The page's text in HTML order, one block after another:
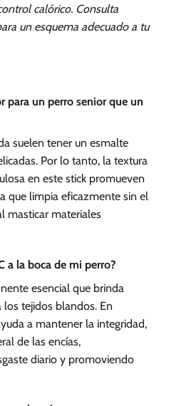
calórico. Consulta
un esquema adecuado a tu
para un perro senior que un
suelen tener un esmalte
Por lo tanto, la textura
en este stick promueven
que limpia eficazmente sin el
masticar materiales
a la boca de mi perro?
esencial que brinda
tejidos blandos. En
a mantener la integridad,
de las encías,
diario y promoviendo